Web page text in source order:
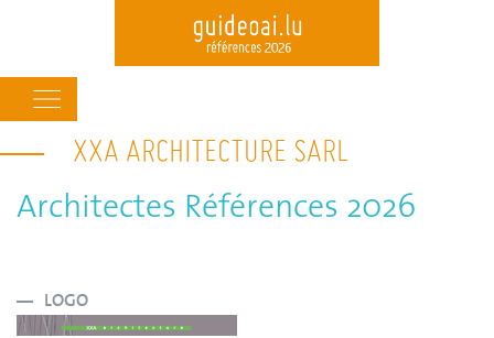
Skip
to
content
navigation
XXA ARCHITECTURE SARL
Architectes Références 2026
LOGO